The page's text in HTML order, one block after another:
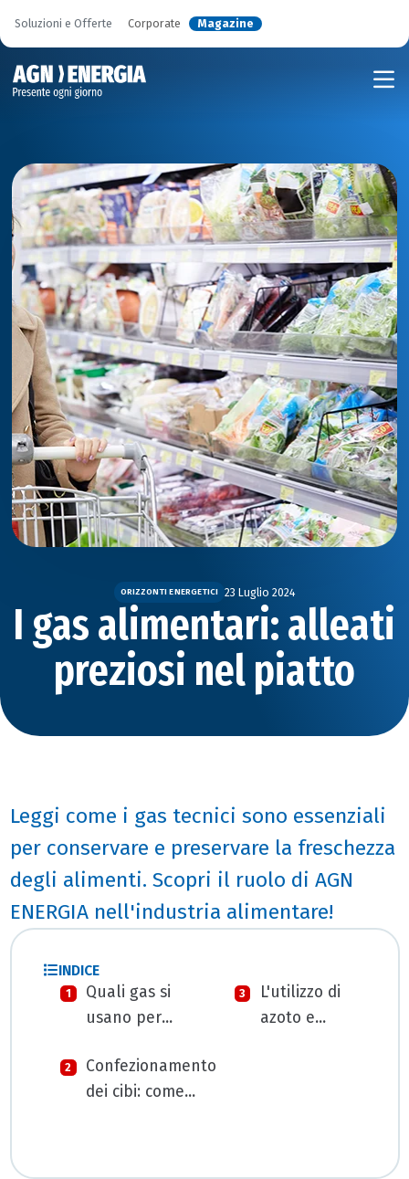
Soluzioni e Offerte Corporate Magazine
ORIZZONTI ENERGETICI 23 Luglio 2024
I gas alimentari: alleati
preziosi nel piatto
Leggi come i gas tecnici sono essenziali
per conservare e preservare la freschezza
degli alimenti. Scopri il ruolo di AGN
ENERGIA nell'industria alimentare!
INDICE
Quali gas si
usano per
alimenti: i gas
d'imballaggio
Confezionamento
dei cibi: come
L'utilizzo di
azoto e